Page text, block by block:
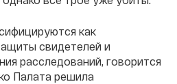
как
свидетелей и
расследований, говорится
Палата решила